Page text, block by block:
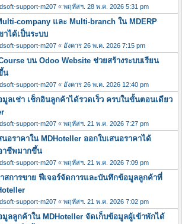
support-m207 « พฤหัสฯ. 28 พ.ค. 2026 5:31 pm
company และ Multi-branch ใน MDERP
ได้เป็นระบบ
support-m207 « อังคาร 26 พ.ค. 2026 7:15 pm
บน Odoo Website ช่วยสร้างระบบเรียน
น
support-m207 « อังคาร 26 พ.ค. 2026 12:40 pm
มูลเช่า เช็กอินลูกค้าได้รวดเร็ว ครบในขั้นตอนเดียว
support-m207 « พฤหัสฯ. 21 พ.ค. 2026 7:27 pm
นอราคาใน MDHoteller ออกใบเสนอราคาได้
าชีพมากขึ้น
support-m207 « พฤหัสฯ. 21 พ.ค. 2026 7:09 pm
สการขาย ฟีเจอร์จัดการและบันทึกข้อมูลลูกค้าที่
support-m207 « พฤหัสฯ. 21 พ.ค. 2026 7:02 pm
มูลลูกค้าใน MDHoteller จัดเก็บข้อมูลผู้เข้าพักได้